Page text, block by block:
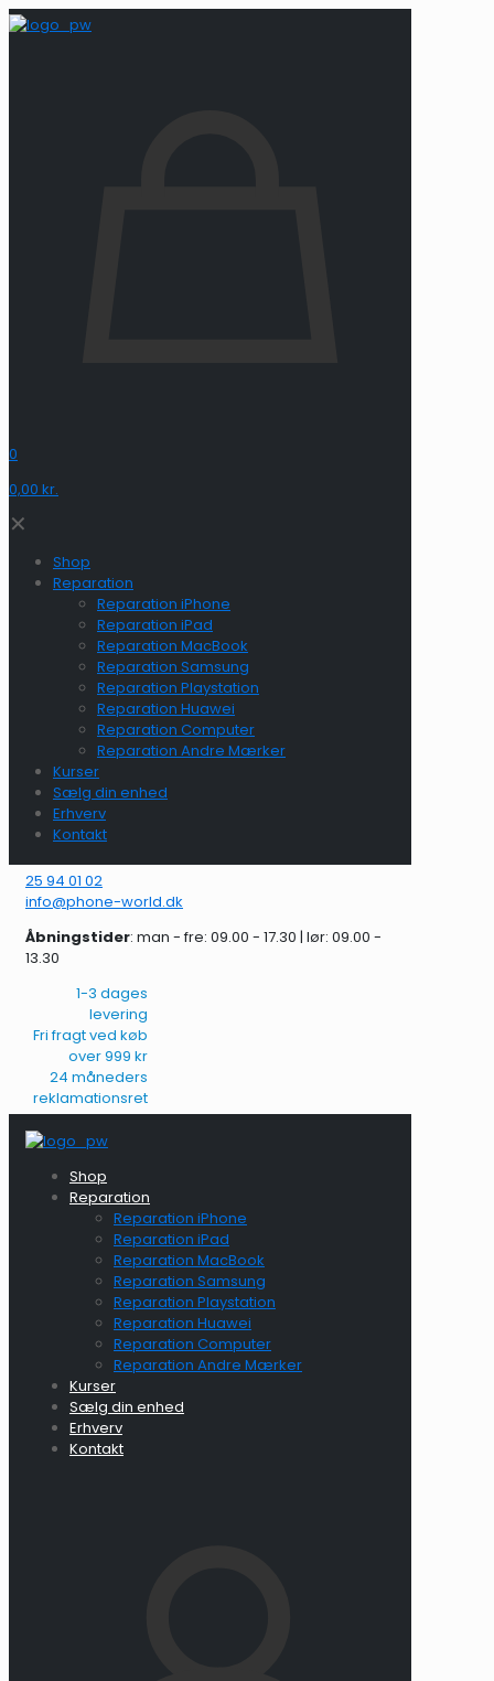
0
0,00 kr.
✕
Shop
Reparation
Reparation iPhone
Reparation iPad
Reparation MacBook
Reparation Samsung
Reparation Playstation
Reparation Huawei
Reparation Computer
Reparation Andre Mærker
Kurser
Sælg din enhed
Erhverv
Kontakt
25 94 01 02
info@phone-world.dk
Åbningstider: man - fre: 09.00 - 17.30 | lør: 09.00 -
13.30
1-3 dages
levering
Fri fragt ved køb
over 999 kr
24 måneders
reklamationsret
Shop
Reparation
Reparation iPhone
Reparation iPad
Reparation MacBook
Reparation Samsung
Reparation Playstation
Reparation Huawei
Reparation Computer
Reparation Andre Mærker
Kurser
Sælg din enhed
Erhverv
Kontakt